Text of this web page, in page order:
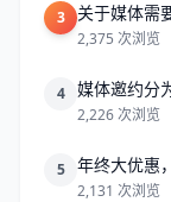
3 关于媒体需
2,375 次浏览
4 媒体邀约分
2,226 次浏览
5 年终大优惠
2,131 次浏览